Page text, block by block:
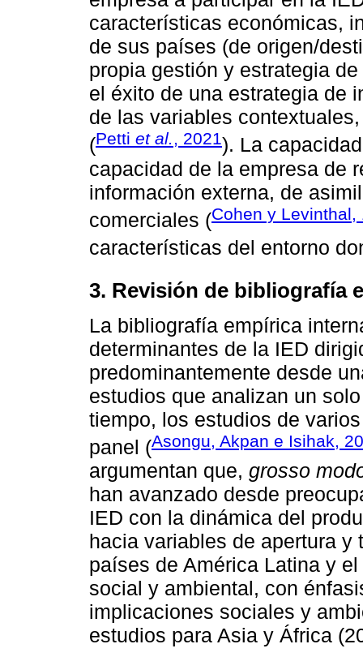
características económicas,
de sus países (de origen/
propia gestión y estrategia
el éxito de una estrategia de
de las variables
(Petti et al., 2021). La
capacidad de la empresa de
información externa, de
comerciales (Cohen y Levinthal,
características del entorno
3. Revisión de bibliografía
La bibliografía empírica
determinantes de la IED
predominantemente desde
estudios que analizan un
tiempo, los estudios de
panel (Asongu, Akpan e Isihak,
argumentan que, grosso
han avanzado desde
IED con la dinámica del
hacia variables de apertura
países de América Latina y
social y ambiental, con
implicaciones sociales y
estudios para Asia y África